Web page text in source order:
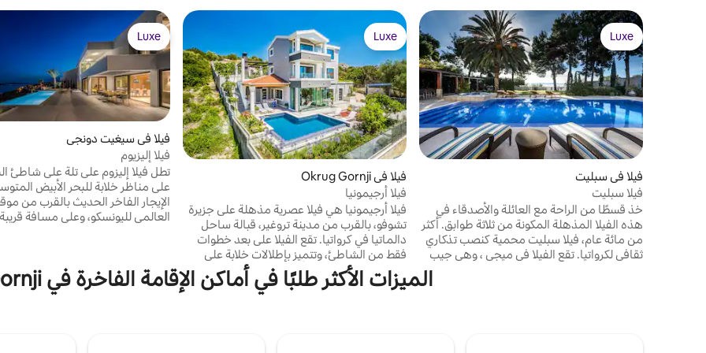
Luxe
Luxe
فيلا في سبليت
فيلا سبليت
خذ قسطًا من الراحة مع العائلة والأصدقاء في
هذه الفيلا المذهلة المكونة من ثلاثة طوابق. أكثر
من مائة عام، فيلا سبليت محمية كنصب تذكاري
ثقافي لكرواتيا. تقع الفيلا في ميجي ، وهي جيب
هادئ من سبليت ، وتواجه الجنوب على الواجهة
البحرية للمدينة القديمة. تطل الفيلا على حدائق
Luxe
Luxe
فيلا في Okrug Gornji
فيلا أرجيمونيا
فيلا أرجيمونيا هي فيلا عصرية مذهلة على جزيرة
تشوفو، بالقرب من مدينة تروغير، قبالة ساحل
دالماتيا في كرواتيا. تقع الفيلا على بعد خطوات
فقط من الشاطئ، وتتميز بإطلالات خلابة على
خليج تاتينجي والبحر الأدرياتيكي. مساحات رائعة
للمعيشة وتناول الطعام في الهواء الطلق،
وتصميمات داخلية عصرية أنيقة، وأربع غرف نوم
Luxe
Luxe
فيلا في سيغيت دونجي
فيلا إليزيوم
تطل فيلا إليزوم على تلة على شاطئ
على مناظر خلابة للبحر الأبيض
الإيجار الفاخر الحديث بالقرب من
العالمي لليونسكو، وعلى مسافة
عطلة عائلية أو ملاذًا مع زملاء أو
مجموعة من الأصدقاء. علىالميزات الأكثر طلبًا في أماكن الإقامة الفاخرة في Okrug Gornji